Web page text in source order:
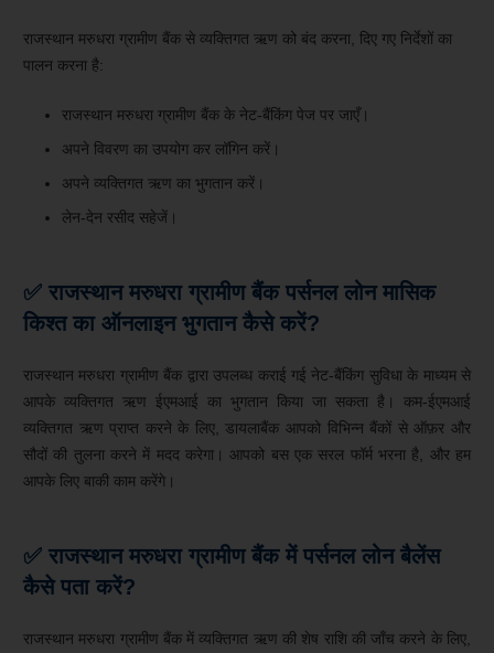
राजस्थान मरुधरा ग्रामीण बैंक से व्यक्तिगत ऋण को बंद करना, दिए गए निर्देशों का
पालन करना है:
राजस्थान मरुधरा ग्रामीण बैंक के नेट-बैंकिंग पेज पर जाएँ।
अपने विवरण का उपयोग कर लॉगिन करें।
अपने व्यक्तिगत ऋण का भुगतान करें।
लेन-देन रसीद सहेजें।
✅ राजस्थान मरुधरा ग्रामीण बैंक पर्सनल लोन मासिक
किश्त का ऑनलाइन भुगतान कैसे करें?
राजस्थान मरुधरा ग्रामीण बैंक द्वारा उपलब्ध कराई गई नेट-बैंकिंग सुविधा के माध्यम से
आपके व्यक्तिगत ऋण ईएमआई का भुगतान किया जा सकता है। कम-ईएमआई
व्यक्तिगत ऋण प्राप्त करने के लिए, डायलाबैंक आपको विभिन्न बैंकों से ऑफ़र और
सौदों की तुलना करने में मदद करेगा। आपको बस एक सरल फॉर्म भरना है, और हम
आपके लिए बाकी काम करेंगे।
✅ राजस्थान मरुधरा ग्रामीण बैंक में पर्सनल लोन बैलेंस
कैसे पता करें?
राजस्थान मरुधरा ग्रामीण बैंक में व्यक्तिगत ऋण की शेष राशि की जाँच करने के लिए,